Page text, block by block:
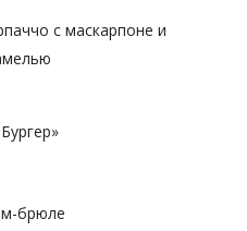
с маскарпоне и
брюле